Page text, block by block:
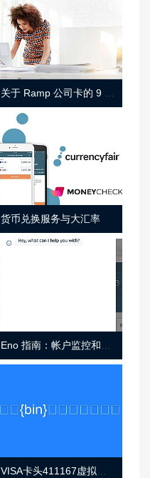
货币兑换服务与大汇率
VISA卡头411167虚拟卡基础信息